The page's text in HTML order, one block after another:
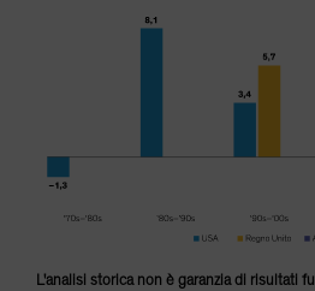
L'analisi storica non è garanzia di risultati